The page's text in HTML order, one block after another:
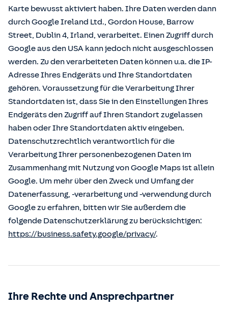
Karte bewusst aktiviert haben. Ihre Daten werden dann
durch Google Ireland Ltd., Gordon House, Barrow
Street, Dublin 4, Irland, verarbeitet. Einen Zugriff durch
Google aus den USA kann jedoch nicht ausgeschlossen
werden. Zu den verarbeiteten Daten können u.a. die IP-
Adresse Ihres Endgeräts und Ihre Standortdaten
gehören. Voraussetzung für die Verarbeitung Ihrer
Standortdaten ist, dass Sie in den Einstellungen Ihres
Endgeräts den Zugriff auf Ihren Standort zugelassen
haben oder Ihre Standortdaten aktiv eingeben.
Datenschutzrechtlich verantwortlich für die
Verarbeitung Ihrer personenbezogenen Daten im
Zusammenhang mit Nutzung von Google Maps ist allein
Google. Um mehr über den Zweck und Umfang der
Datenerfassung, -verarbeitung und -verwendung durch
Google zu erfahren, bitten wir Sie außerdem die
folgende Datenschutzerklärung zu berücksichtigen:
https://business.safety.google/privacy/.
Ihre Rechte und Ansprechpartner